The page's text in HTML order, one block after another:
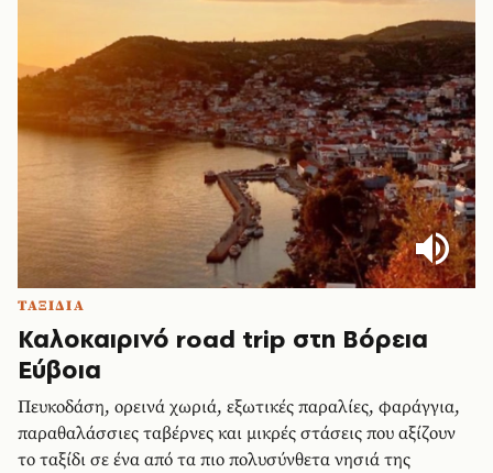
ΤΑΞΙΔΙΑ
Καλοκαιρινό road trip στη Βόρεια
Εύβοια
Πευκοδάση, ορεινά χωριά, εξωτικές παραλίες, φαράγγια,
παραθαλάσσιες ταβέρνες και μικρές στάσεις που αξίζουν
το ταξίδι σε ένα από τα πιο πολυσύνθετα νησιά της